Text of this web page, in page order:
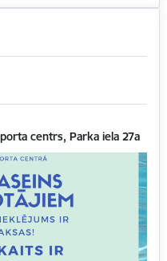
centrs, Parka iela 27a